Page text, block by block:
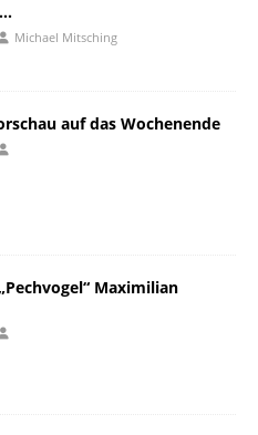
Michael Mitsching
auf das Wochenende
Maximilian